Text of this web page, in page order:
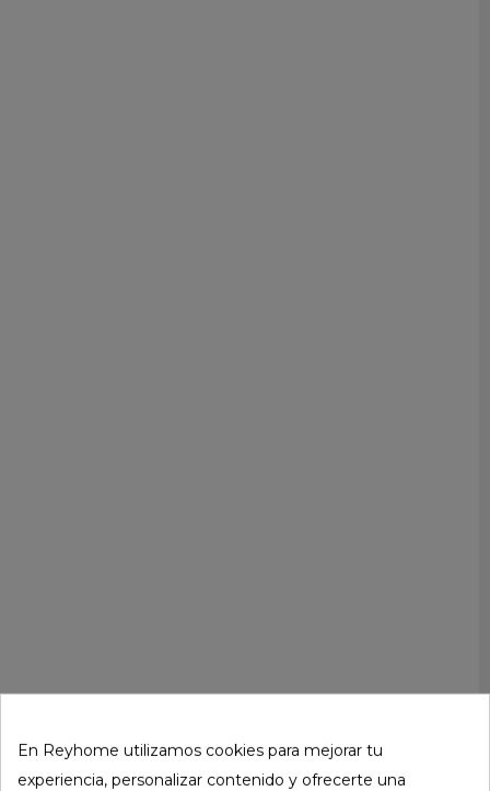
En Reyhome utilizamos cookies para mejorar tu
experiencia, personalizar contenido y ofrecerte una